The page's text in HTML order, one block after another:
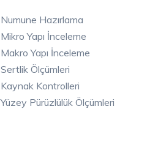
Numune Hazırlama
Mikro Yapı İnceleme
Makro Yapı İnceleme
Sertlik Ölçümleri
Kaynak Kontrolleri
Yüzey Pürüzlülük Ölçümleri